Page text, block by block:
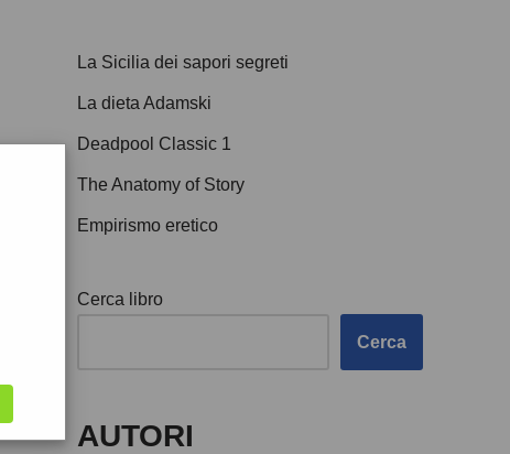
La Sicilia dei sapori segreti
La dieta Adamski
Deadpool Classic 1
The Anatomy of Story
Empirismo eretico
Cerca libro
Cerca
AUTORI